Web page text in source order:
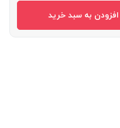
افزودن به سبد خرید